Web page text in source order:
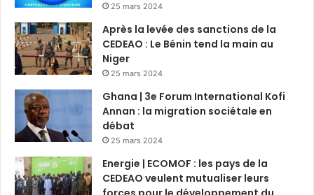
25 mars 2024
Après la levée des sanctions de la
CEDEAO : Le Bénin tend la main au
Niger
25 mars 2024
Ghana | 3e Forum International Kofi
Annan : la migration sociétale en
débat
25 mars 2024
Energie | ECOMOF : les pays de la
CEDEAO veulent mutualiser leurs